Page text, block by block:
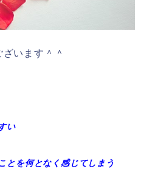
います＾＾
い
とを何となく感じてしまう